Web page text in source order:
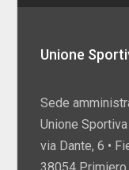
Unione
Sede
Unione
via Dante, 6 •
38054 Primiero